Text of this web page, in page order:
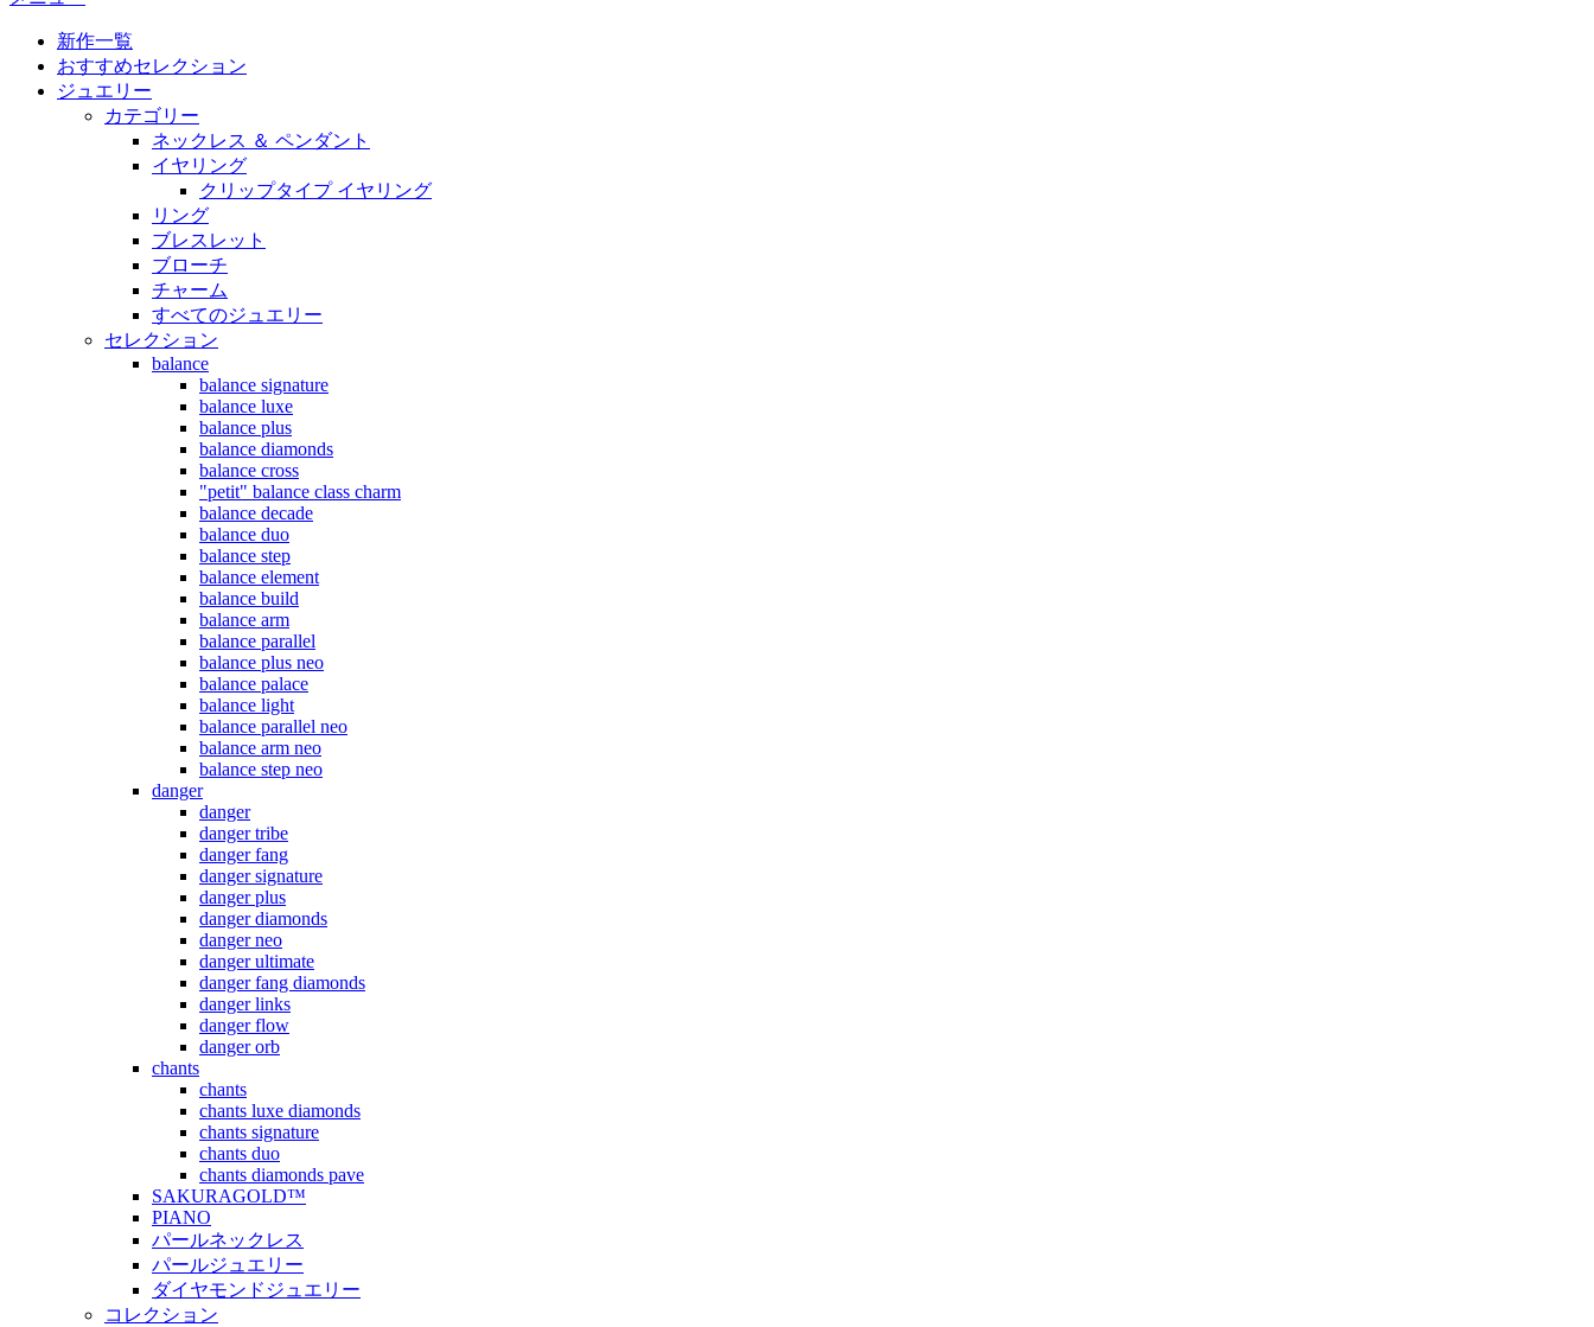
新作一覧
おすすめセレクション
ジュエリー
カテゴリー
ネックレス ＆ ペンダント
イヤリング
クリップタイプ イヤリング
リング
ブレスレット
ブローチ
チャーム
すべてのジュエリー
セレクション
balance
balance signature
balance luxe
balance plus
balance diamonds
balance cross
"petit" balance class charm
balance decade
balance duo
balance step
balance element
balance build
balance arm
balance parallel
balance plus neo
balance palace
balance light
balance parallel neo
balance arm neo
balance step neo
danger
danger
danger tribe
danger fang
danger signature
danger plus
danger diamonds
danger neo
danger ultimate
danger fang diamonds
danger links
danger flow
danger orb
chants
chants
chants luxe diamonds
chants signature
chants duo
chants diamonds pave
SAKURAGOLD™
PIANO
パールネックレス
パールジュエリー
ダイヤモンドジュエリー
コレクション